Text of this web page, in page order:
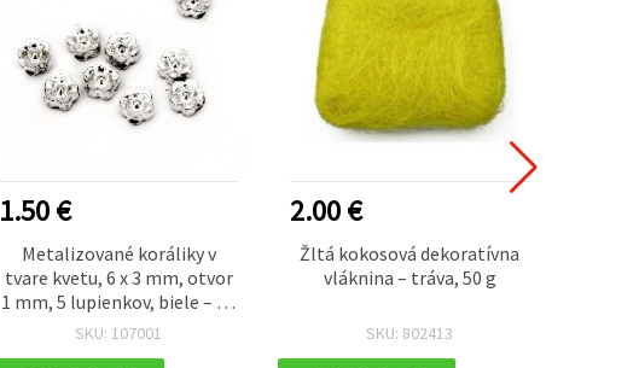
1.50 €
Metalizované koráliky v
tvare kvetu, 6 x 3 mm, otvor
1 mm, 5 lupienkov, biele – 50
g ~ 540 ks
SKU: 107001
2.00 €
Žltá kokosová dekoratívna
vláknina – tráva, 50 g
SKU: 802413